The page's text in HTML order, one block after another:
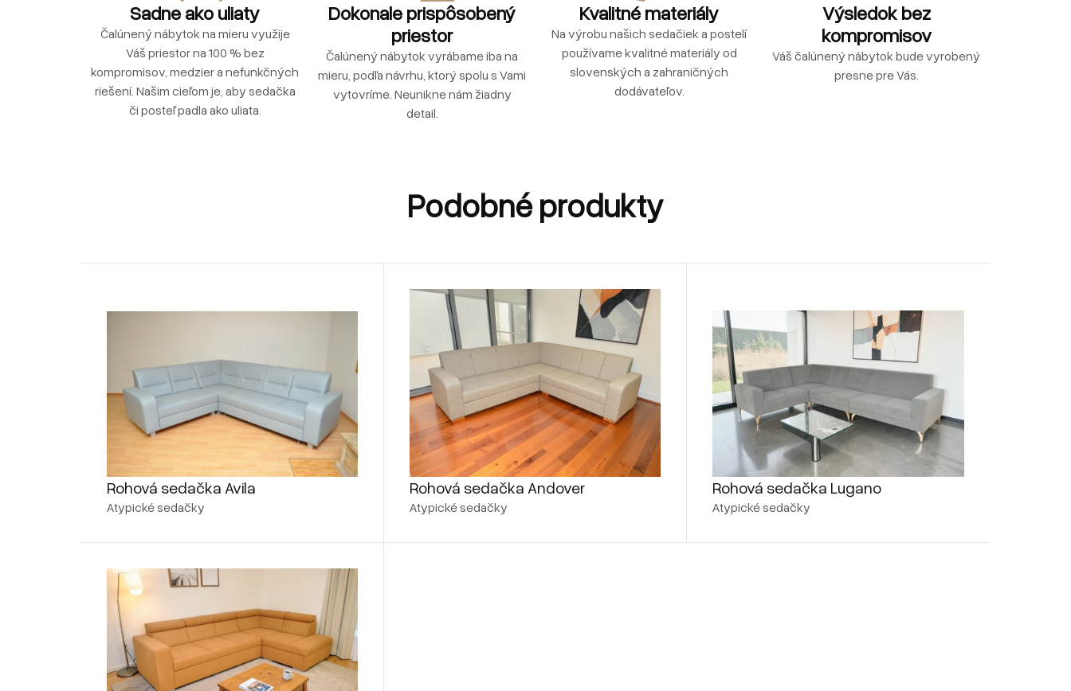
Sadne ako uliaty
Čalúnený nábytok na mieru využije
Váš priestor na 100 % bez
kompromisov, medzier a nefunkčných
riešení. Našim cieľom je, aby sedačka
či posteľ padla ako uliata.
Dokonale prispôsobený
priestor
Čalúnený nábytok vyrábame iba na
mieru, podľa návrhu, ktorý spolu s Vami
vytovríme. Neunikne nám žiadny
detail.
Kvalitné materiály
Na výrobu našich sedačiek a postelí
používame kvalitné materiály od
slovenských a zahraničných
dodávateľov.
Výsledok bez
kompromisov
Váš čalúnený nábytok bude vyrobený
presne pre Vás.
Podobné produkty
Rohová sedačka Avila
Atypické sedačky
Rohová sedačka Andover
Atypické sedačky
Rohová sedačka Lugano
Atypické sedačky